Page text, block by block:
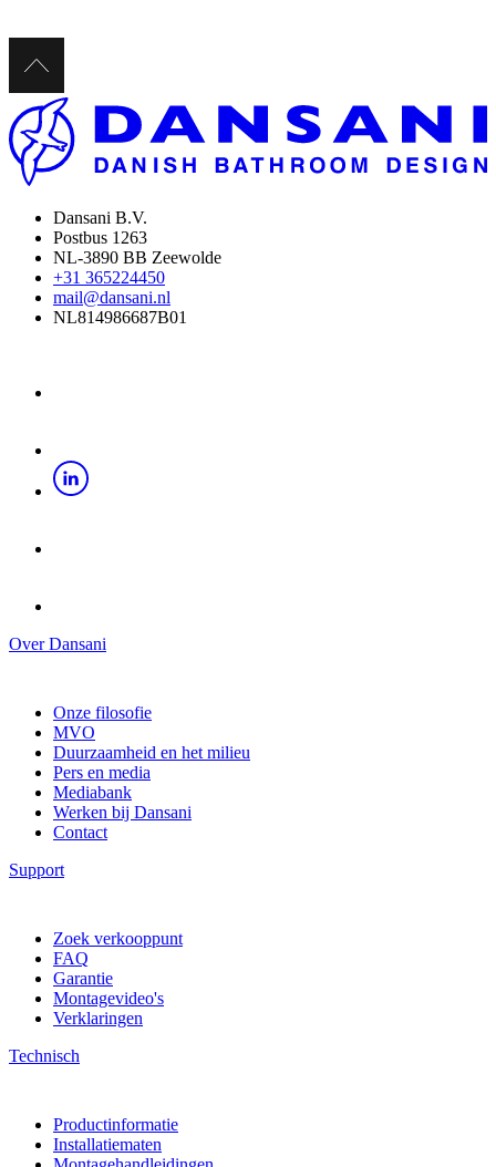
Dansani B.V.
Postbus 1263
NL-3890 BB Zeewolde
+31 365224450
mail@dansani.nl
NL814986687B01
Over Dansani
Onze filosofie
MVO
Duurzaamheid en het milieu
Pers en media
Mediabank
Werken bij Dansani
Contact
Support
Zoek verkooppunt
FAQ
Garantie
Montagevideo's
Verklaringen
Technisch
Productinformatie
Installatiematen